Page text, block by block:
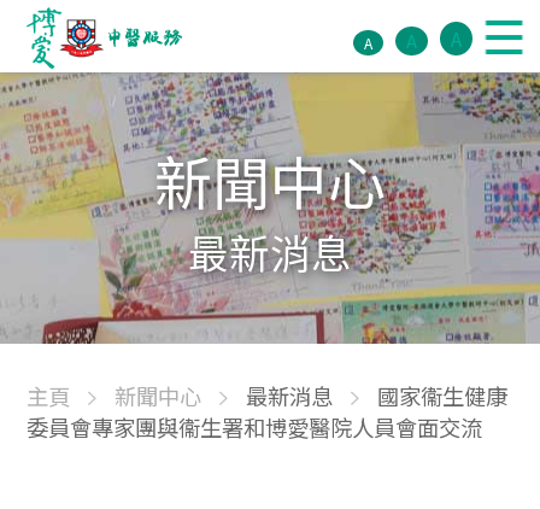
A A A
新聞中心
最新消息
主頁 新聞中心 最新消息
國家衞生健康
委員會專家團與衞生署和博愛醫院人員會面交流